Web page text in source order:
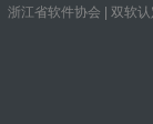
浙江省软件协会 | 双软